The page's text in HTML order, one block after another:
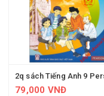
79,000 VNĐ